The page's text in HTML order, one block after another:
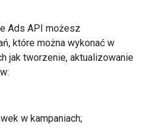
Ads API możesz
które można wykonać w
jak tworzenie, aktualizowanie
w kampaniach;